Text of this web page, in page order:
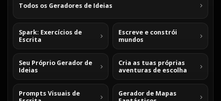
Todos os Geradores de Ideias
Spark: Exercícios de
Escrita
Escreve e constrói
mundos
Seu Próprio Gerador de
Ideias
Cria as tuas próprias
aventuras de escolha
Prompts Visuais de
Gerador de Mapas